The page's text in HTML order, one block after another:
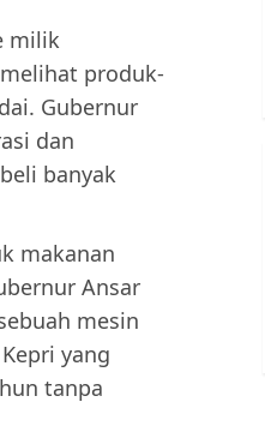
milik
produk-
Gubernur
dan
banyak
makanan
Ansar
mesin
yang
tanpa